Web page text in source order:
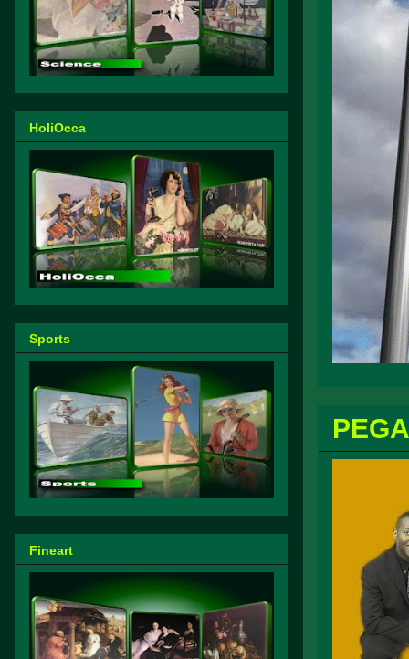
HoliOcca
Sports
Fineart